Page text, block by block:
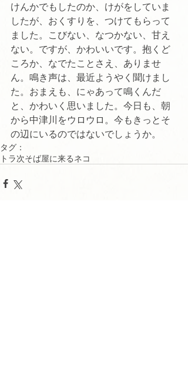
けんかでもしたのか、けがをしていま
したが、おくすりを、つけてもらって
ました。こびない、なつかない、甘え
ない。ですが、かわいいです。抱くど
ころか、なでたことさえ、ありませ
ん。鳴き声は、最近ようやく聞けまし
た。おまえも、にゃあって鳴くんだ
と、かわいく思いました。今日も、朝
から中津川をウロウロ。今もきっとそ
の辺にいるのではないでしょうか。
タグ：
トラ次そば屋に来るネコ